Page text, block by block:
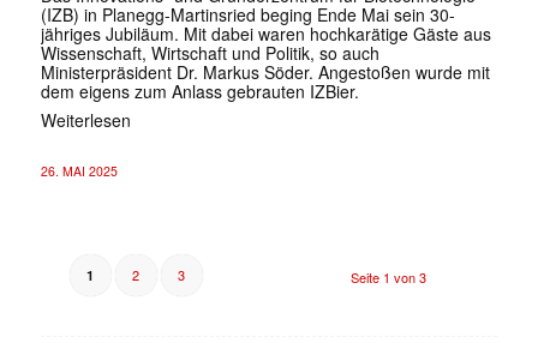
(IZB) in Planegg-Martinsried beging Ende Mai sein 30-
jähriges Jubiläum. Mit dabei waren hochkarätige Gäste aus
Wissenschaft, Wirtschaft und Politik, so auch
Ministerpräsident Dr. Markus Söder. Angestoßen wurde mit
dem eigens zum Anlass gebrauten IZBier.
Weiterlesen
26. MAI 2025
Seite 1 von 3
1 2 3